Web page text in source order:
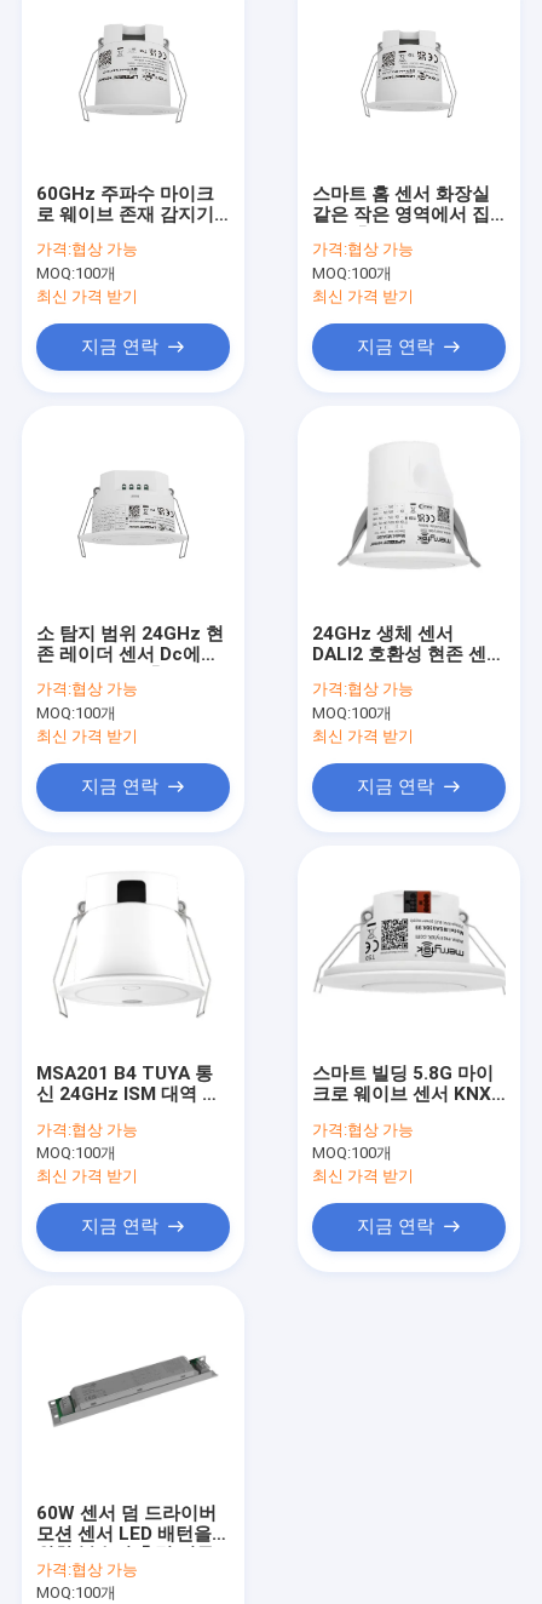
VR 쇼
우리 에 관한 것
저희와 연락
뉴스
인용 을 요청 하십시오
Video
디 밍이 운동 측정기
존재 감지 센서
디 밍이 가능한 led 드라이버
감지기 운전사
일광 감지기
UL 운동 측정기
DALI 운동 측정기
60GHz 주파수 마이크
로 웨이브 존재 감지기
사무실 작업 스테이션
가격:협상 가능
MOQ:100개
최신 가격 받기
지금 연락
스마트 홈 센서 화장실
같은 작은 영역에서 집
레이더 센서
가격:협상 가능
MOQ:100개
최신 가격 받기
지금 연락
소 탐지 범위 24GHz 현
존 레이더 센서 Dc에서
가격:협상 가능
MOQ:100개
최신 가격 받기
지금 연락
24GHz 생체 센서
DALI2 호환성 현존 센서
가격:협상 가능
MOQ:100개
최신 가격 받기
지금 연락
MSA201 B4 TUYA 통
신 24GHz ISM 대역 생
면 / 플러시 장착
가격:협상 가능
MOQ:100개
최신 가격 받기
지금 연락
스마트 빌딩 5.8G 마이
크로 웨이브 센서 KNX
8±1mA
가격:협상 가능
MOQ:100개
최신 가격 받기
지금 연락
60W 센서 덤 드라이버
모션 센서 LED 배턴을
를 가진 스위치
가격:협상 가능
MOQ:100개